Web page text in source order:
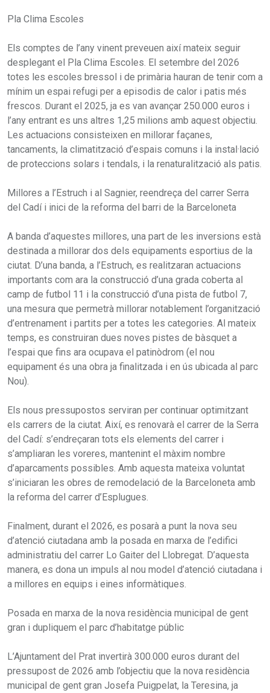
Pla Clima Escoles
Els comptes de l’any vinent preveuen així mateix seguir
desplegant el Pla Clima Escoles. El setembre del 2026
totes les escoles bressol i de primària hauran de tenir com a
mínim un espai refugi per a episodis de calor i patis més
frescos. Durant el 2025, ja es van avançar 250.000 euros i
l’any entrant es uns altres 1,25 milions amb aquest objectiu.
Les actuacions consisteixen en millorar façanes,
tancaments, la climatització d’espais comuns i la instal·lació
de proteccions solars i tendals, i la renaturalització als patis.
Millores a l’Estruch i al Sagnier, reendreça del carrer Serra
del Cadí i inici de la reforma del barri de la Barceloneta
A banda d’aquestes millores, una part de les inversions està
destinada a millorar dos dels equipaments esportius de la
ciutat. D’una banda, a l’Estruch, es realitzaran actuacions
importants com ara la construcció d’una grada coberta al
camp de futbol 11 i la construcció d’una pista de futbol 7,
una mesura que permetrà millorar notablement l’organització
d’entrenament i partits per a totes les categories. Al mateix
temps, es construiran dues noves pistes de bàsquet a
l’espai que fins ara ocupava el patinòdrom (el nou
equipament és una obra ja finalitzada i en ús ubicada al parc
Nou).
Els nous pressupostos serviran per continuar optimitzant
els carrers de la ciutat. Així, es renovarà el carrer de la Serra
del Cadí: s’endreçaran tots els elements del carrer i
s’ampliaran les voreres, mantenint el màxim nombre
d’aparcaments possibles. Amb aquesta mateixa voluntat
s’iniciaran les obres de remodelació de la Barceloneta amb
la reforma del carrer d’Esplugues.
Finalment, durant el 2026, es posarà a punt la nova seu
d’atenció ciutadana amb la posada en marxa de l’edifici
administratiu del carrer Lo Gaiter del Llobregat. D’aquesta
manera, es dona un impuls al nou model d’atenció ciutadana i
a millores en equips i eines informàtiques.
Posada en marxa de la nova residència municipal de gent
gran i dupliquem el parc d’habitatge públic
L’Ajuntament del Prat invertirà 300.000 euros durant del
pressupost de 2026 amb l’objectiu que la nova residència
municipal de gent gran Josefa Puigpelat, la Teresina, ja